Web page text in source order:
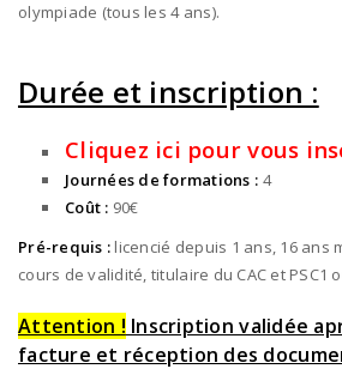
olympiade (tous les 4 ans).
Durée et inscription :
Cliquez ici pour vous
Journées de formations : 4
Coût : 90€
Pré-requis : licencié depuis 1 ans, 16 ans
cours de validité, titulaire du CAC et PSC1
Attention ! Inscription validée
facture et réception des